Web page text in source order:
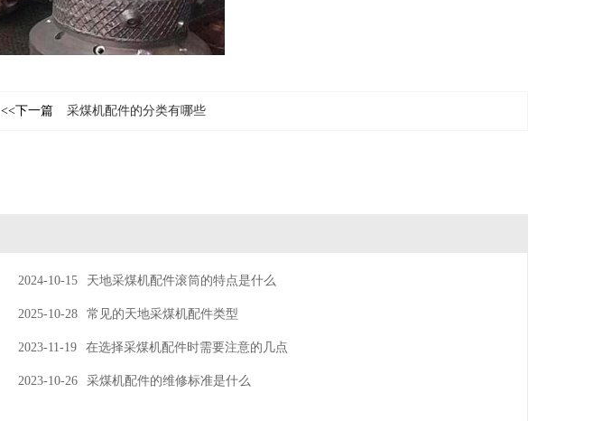
<<下一篇 采煤机配件的分类有哪些
2024-10-15 天地采煤机配件滚筒的特点是什么
2025-10-28 常见的天地采煤机配件类型
2023-11-19 在选择采煤机配件时需要注意的几点
2023-10-26 采煤机配件的维修标准是什么